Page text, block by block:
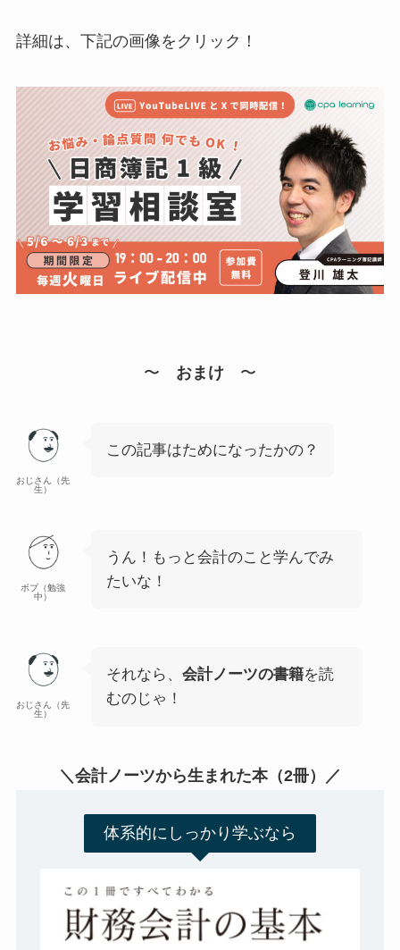
詳細は、下記の画像をクリック！
〜 おまけ 〜
おじさん（先
生）
この記事はためになったかの？
ボブ（勉強
中）
うん！もっと会計のこと学んでみ
たいな！
おじさん（先
生）
それなら、 会計ノーツの書籍を読
むのじゃ！
＼会計ノーツから生まれた本（2冊）／
体系的にしっかり学ぶなら